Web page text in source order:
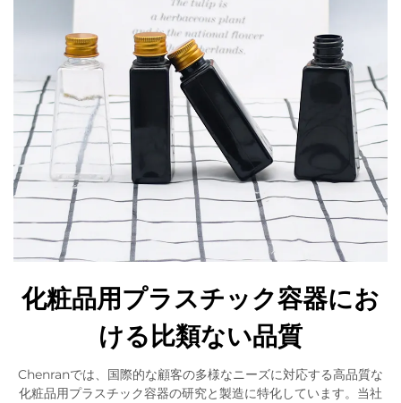
化粧品用プラスチック容器にお
ける比類ない品質
Chenranでは、国際的な顧客の多様なニーズに対応する高品質な
化粧品用プラスチック容器の研究と製造に特化しています。当社